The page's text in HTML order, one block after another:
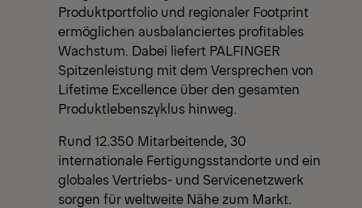
Produktportfolio und regionaler Footprint
ermöglichen ausbalanciertes profitables
Wachstum. Dabei liefert PALFINGER
Spitzenleistung mit dem Versprechen von
Lifetime Excellence über den gesamten
Produktlebenszyklus hinweg.
Rund 12.350 Mitarbeitende, 30
internationale Fertigungsstandorte und ein
globales Vertriebs- und Servicenetzwerk
sorgen für weltweite Nähe zum Markt.